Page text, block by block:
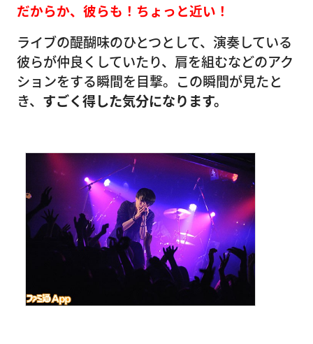
だからか、彼らも！ちょっと近い！
ライブの醍醐味のひとつとして、演奏している
彼らが仲良くしていたり、肩を組むなどのアク
ションをする瞬間を目撃。この瞬間が見たと
き、 すごく得した気分になります。